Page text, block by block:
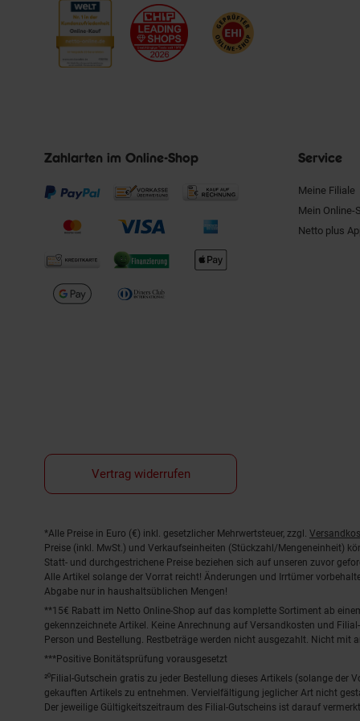
Zahlarten im Online-Shop Service
Meine Filiale
Mein Online-
Netto plus
Vertrag widerrufen
Fußnoten
*Alle Preise in Euro (€) inkl. gesetzlicher Mehrwertsteuer, zzgl.
Preise (inkl. MwSt.) und Verkaufseinheiten (Stückzahl/Mengeneinheit)
Statt- und durchgestrichene Preise beziehen sich auf unseren zuvor
Alle Artikel solange der Vorrat reicht! Änderungen und Irrtümer
Abgabe nur in haushaltsüblichen Mengen!
**15€ Rabatt im Netto Online-Shop auf das komplette Sortiment ab
gekennzeichnete Artikel. Keine Anrechnung auf Versandkosten und
Person und Bestellung. Restbeträge werden nicht ausgezahlt. Nicht mit
***Positive Bonitätsprüfung vorausgesetzt
²⁰Filial-Gutschein gratis zu jeder Bestellung dieses Artikels (solange
gekauften Artikels zu entnehmen. Vervielfältigung jeglicher Art nicht
Der jeweilige Gültigkeitszeitraum des Filial-Gutscheins ist darauf